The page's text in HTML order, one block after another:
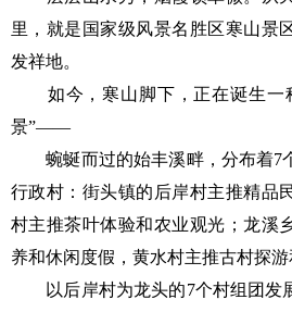
里，就是国家级风景名胜区寒山景
发祥地。
如今，寒山脚下，正在诞生一
景”——
蜿蜒而过的始丰溪畔，分布着7
行政村：街头镇的后岸村主推精品
村主推茶叶体验和农业观光；龙溪
养和休闲度假，黄水村主推古村探
以后岸村为龙头的7个村组团发展